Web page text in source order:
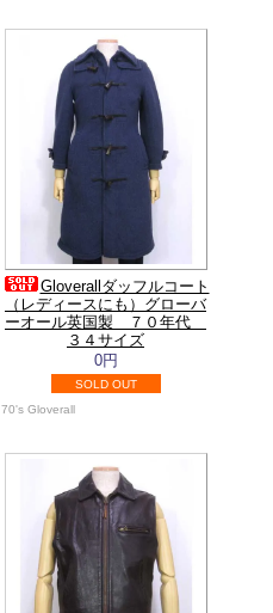
Gloverallダッフルコート
（レディースにも）グローバ
ーオール英国製 ７０年代
３４サイズ
0円
SOLD OUT
70's Gloverall